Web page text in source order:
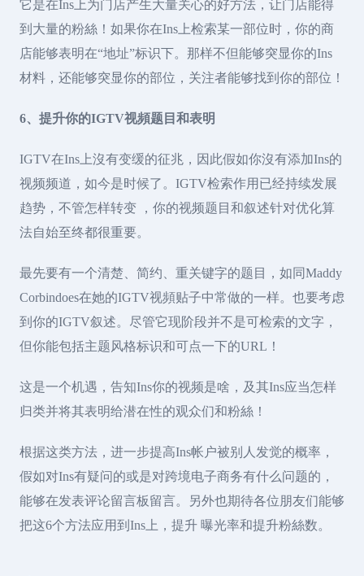
它是在Ins上为门店产生大量关心的好方法，让门店能得
到大量的粉絲！如果你在Ins上检索某一部位时，你的商
店能够表明在“地址”标识下。那样不但能够突显你的Ins
材料，还能够突显你的部位，关注者能够找到你的部位！
6、提升你的IGTV视頻题目和表明
IGTV在Ins上沒有变缓的征兆，因此假如你沒有添加Ins的
视频频道，如今是时候了。IGTV检索作用已经持续发展
趋势，不管怎样转变 ，你的视频题目和叙述针对优化算
法自始至终都很重要。
最先要有一个清楚、简约、重关键字的题目，如同Maddy
Corbindoes在她的IGTV视頻贴子中常做的一样。也要考虑
到你的IGTV叙述。尽管它现阶段并不是可检索的文字，
但你能包括主题风格标识和可点一下的URL！
这是一个机遇，告知Ins你的视频是啥，及其Ins应当怎样
归类并将其表明给潜在性的观众们和粉絲！
根据这类方法，进一步提高Ins帐户被别人发觉的概率，
假如对Ins有疑问的或是对跨境电子商务有什么问题的，
能够在发表评论留言板留言。另外也期待各位朋友们能够
把这6个方法应用到Ins上，提升 曝光率和提升粉絲数。